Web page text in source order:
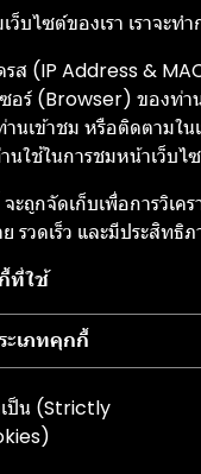
เว็บไซต์ของเรา เราจ
ส (IP Address &
อร์ (Browser) ของท่า
เข้าชม หรือติดตามใน
ใช้ในการชมหน้าเว็บไ
ะถูกจัดเก็บเพื่อการวิเ
ย รวดเร็ว และมีประสิท
ที่ใช้
ะเภทคุกกี้
ป็น (Strictly